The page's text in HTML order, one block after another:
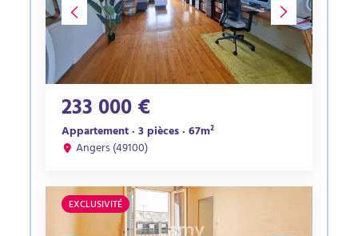
233 000 €
Appartement · 3 pièces · 67m²
Angers (49100)
EXCLUSIVITÉ